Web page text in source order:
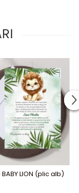
LION (plic alb)